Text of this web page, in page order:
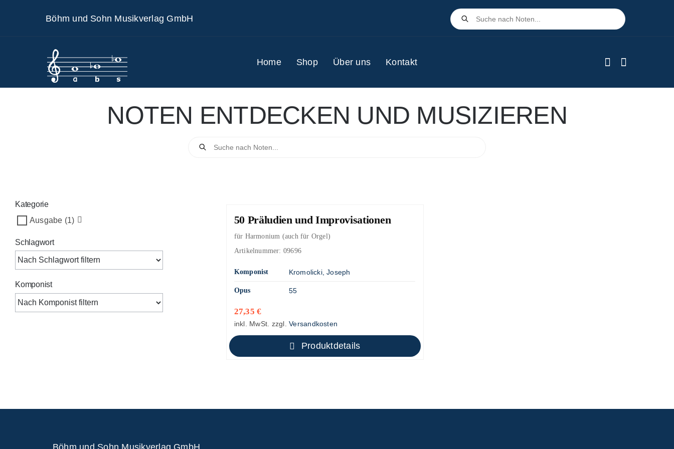
Böhm und Sohn Musikverlag GmbH
Products
search
Home Shop Über uns Kontakt
NOTEN ENTDECKEN UND MUSIZIEREN
search
50 Präludien und Improvisationen
für Harmonium (auch für Orgel)
Artikelnummer: 09696
Komponist Kromolicki, Joseph
Opus 55
27,35€
inkl. MwSt. zzgl.Versandkosten
Produktdetails
Kategorie
Ausgabe (1)
Schlagwort
Komponist
Böhm und Sohn Musikverlag GmbH